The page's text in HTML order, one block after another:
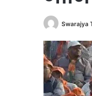
Swarajya